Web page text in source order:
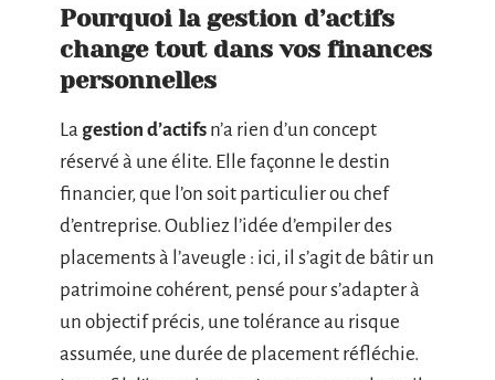
Pourquoi la gestion d’actifs
change tout dans vos finances
personnelles
La gestion d’actifs n’a rien d’un concept
réservé à une élite. Elle façonne le destin
financier, que l’on soit particulier ou chef
d’entreprise. Oubliez l’idée d’empiler des
placements à l’aveugle : ici, il s’agit de bâtir un
patrimoine cohérent, pensé pour s’adapter à
un objectif précis, une tolérance au risque
assumée, une durée de placement réfléchie.